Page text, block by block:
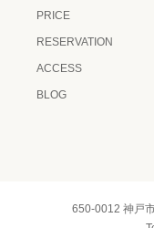
PRICE
RESERVATION
ACCESS
BLOG
650-0012 神戸